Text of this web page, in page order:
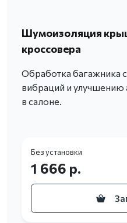
Шумоизоляция
кроссовера
Обработка багажника
вибраций и улучшению
в салоне.
Без установки
1 666 р.